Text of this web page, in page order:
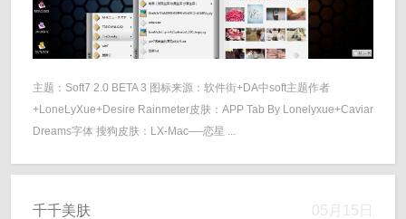
主题：Soft7 2.0 BETA 3 图标来源：软件街+DA中soft主题作者
+LoneLyXue+Desire Rainmeter皮肤：APP Tab By Lonelyxue+Caviar
Dreams字体 搜狗皮肤：LX-Mac—-恋星 ...
千千美肤 05月15日